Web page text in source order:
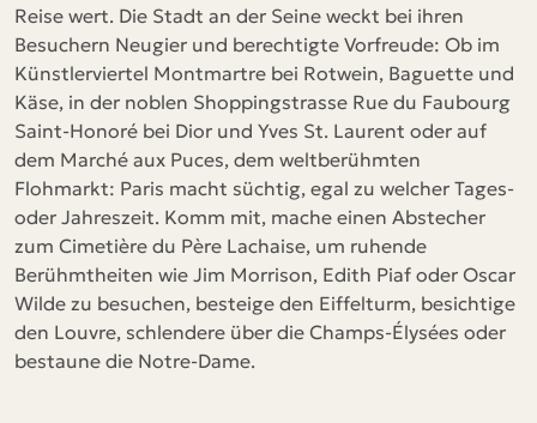
Reise wert. Die Stadt an der Seine weckt bei ihren
Besuchern Neugier und berechtigte Vorfreude: Ob im
Künstlerviertel Montmartre bei Rotwein, Baguette und
Käse, in der noblen Shoppingstrasse Rue du Faubourg
Saint-Honoré bei Dior und Yves St. Laurent oder auf
dem Marché aux Puces, dem weltberühmten
Flohmarkt: Paris macht süchtig, egal zu welcher Tages-
oder Jahreszeit. Komm mit, mache einen Abstecher
zum Cimetière du Père Lachaise, um ruhende
Berühmtheiten wie Jim Morrison, Edith Piaf oder Oscar
Wilde zu besuchen, besteige den Eiffelturm, besichtige
den Louvre, schlendere über die Champs-Élysées oder
bestaune die Notre-Dame.